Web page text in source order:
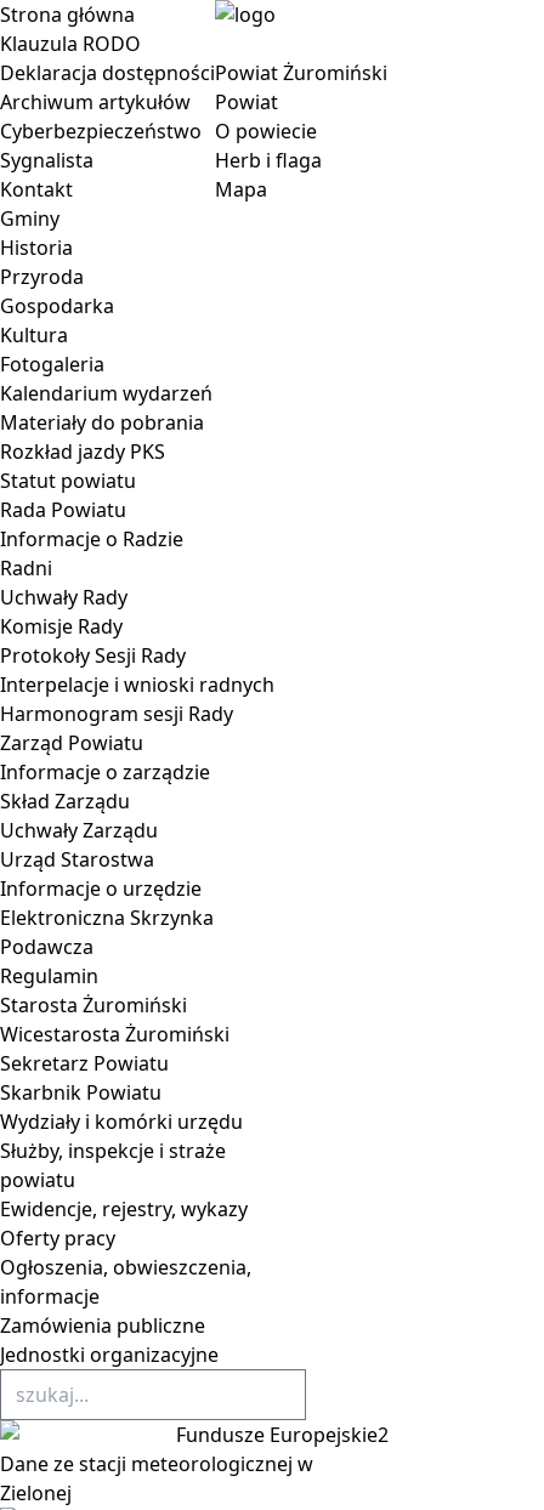
Strona główna
Klauzula RODO
Deklaracja dostępności
Archiwum artykułów
Cyberbezpieczeństwo
Sygnalista
Kontakt
Powiat Żuromiński
Powiat
O powiecie
Herb i flaga
Mapa
Gminy
Historia
Przyroda
Gospodarka
Kultura
Fotogaleria
Kalendarium wydarzeń
Materiały do pobrania
Rozkład jazdy PKS
Statut powiatu
Rada Powiatu
Informacje o Radzie
Radni
Uchwały Rady
Komisje Rady
Protokoły Sesji Rady
Interpelacje i wnioski radnych
Harmonogram sesji Rady
Zarząd Powiatu
Informacje o zarządzie
Skład Zarządu
Uchwały Zarządu
Urząd Starostwa
Informacje o urzędzie
Elektroniczna Skrzynka
Podawcza
Regulamin
Starosta Żuromiński
Wicestarosta Żuromiński
Sekretarz Powiatu
Skarbnik Powiatu
Wydziały i komórki urzędu
Służby, inspekcje i straże
powiatu
Ewidencje, rejestry, wykazy
Oferty pracy
Ogłoszenia, obwieszczenia,
informacje
Zamówienia publiczne
Jednostki organizacyjne
Dane ze stacji meteorologicznej w
Zielonej